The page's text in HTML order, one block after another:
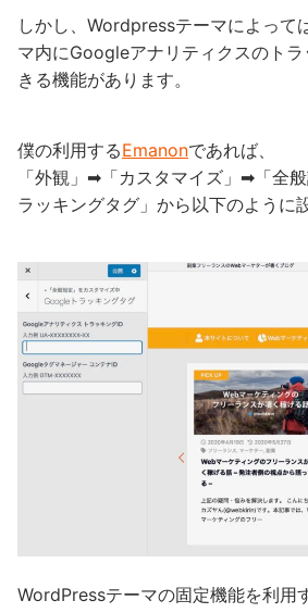
しかし、Wordpressテーマによって
マ内にGoogleアナリティクスのト
きる機能があります。
僕の利用するEmanonであれば、
「外観」➡︎「カスタマイズ」➡︎「全
ラッキングタグ」から以下のように
WordPressテーマの固定機能を利用